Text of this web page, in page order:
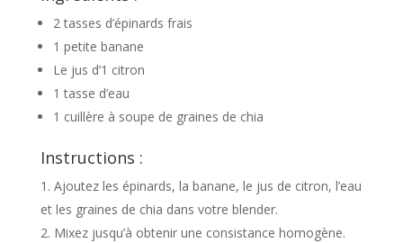
2 tasses d’épinards frais
1 petite banane
Le jus d’1 citron
1 tasse d’eau
1 cuillère à soupe de graines de chia
Instructions :
Ajoutez les épinards, la banane, le jus de citron, l’eau
et les graines de chia dans votre blender.
Mixez jusqu’à obtenir une consistance homogène.